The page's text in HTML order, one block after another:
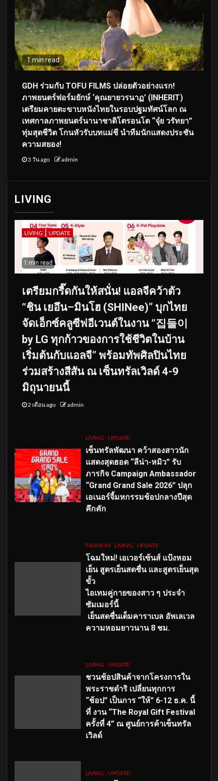
1 min read
GDH ร่วมกับ TOFU FILMS ปล่อยตัวอย่างแรก!
ภาพยนตร์ฟอร์มยักษ์ ‘คุณยายวรนาฏ’ (INHERIT)
เตรียมคายตะขาบหนังไทยในรอบปฐมทัศน์โลก ณ
เทศกาลภาพยนตร์นานาชาติโตรอนโต “จุ๋ย วรัทยา”
ทุ่มสุดชีวิต โกนหัวรับบทแม่ชี นำทีมนักแสดงประชัน
ความสยอง!
3 วัน ago admin
LIVING
LIVING UPDATE
1 min read
เตรียมกรี๊ดกันให้สนั่น! แอลจีคว้าตัว
“ชิน เยอึน–มินโฮ (SHINee)” บุกไทย
จัดเอ็กซ์คลูซีฟอีเวนต์ในงาน “집들이
by LG ทุกก้าวของการใช้ชีวิตในบ้าน
เริ่มต้นกับแอลจี” พร้อมทัพศิลปินไทย
ร่วมสร้างสีสัน ณ เซ็นทรัลเวิลด์ 4-9
มิถุนายนนี้
2 เดือน ago admin
LIVING UPDATE
เซ็นทรัลพัฒนา คว้าสองสาวนัก
แสดงสุดฮอต “ลีน่า-หมิว” รับ
ภารกิจ Campaign Ambassador
“Grand Grand Sale 2026” ปลุก
เอเนอร์จี้มหกรรมช้อปกลางปีสุด
คึกคัก
FASHION LIVING UPDATE
โฉมใหม่! เอเวอร์เซ้นส์ แป้งหอม
เย็น สูตรเย็นสดชื่น และสูตรเย็นสุด
ขั้ว
ไอเทมคู่กายของสาว ๆ ประจำ
ซัมเมอร์นี้
เย็นสดชื่นเต็มคาราเบล อัพเลเวล
ความหอมยาวนาน 8 ชม.
LIVING UPDATE
ชวนช้อปสินค้าจากโครงการใน
พระราชดำริ เปลี่ยนทุกการ
“ช้อป” เป็นการ “ให้” 6-12 ธ.ค. นี้
ที่ งาน “The Royal Gift Festival
ครั้งที่ 4” ณ ศูนย์การค้าเซ็นทรัล
เวิลด์
LIVING UPDATE